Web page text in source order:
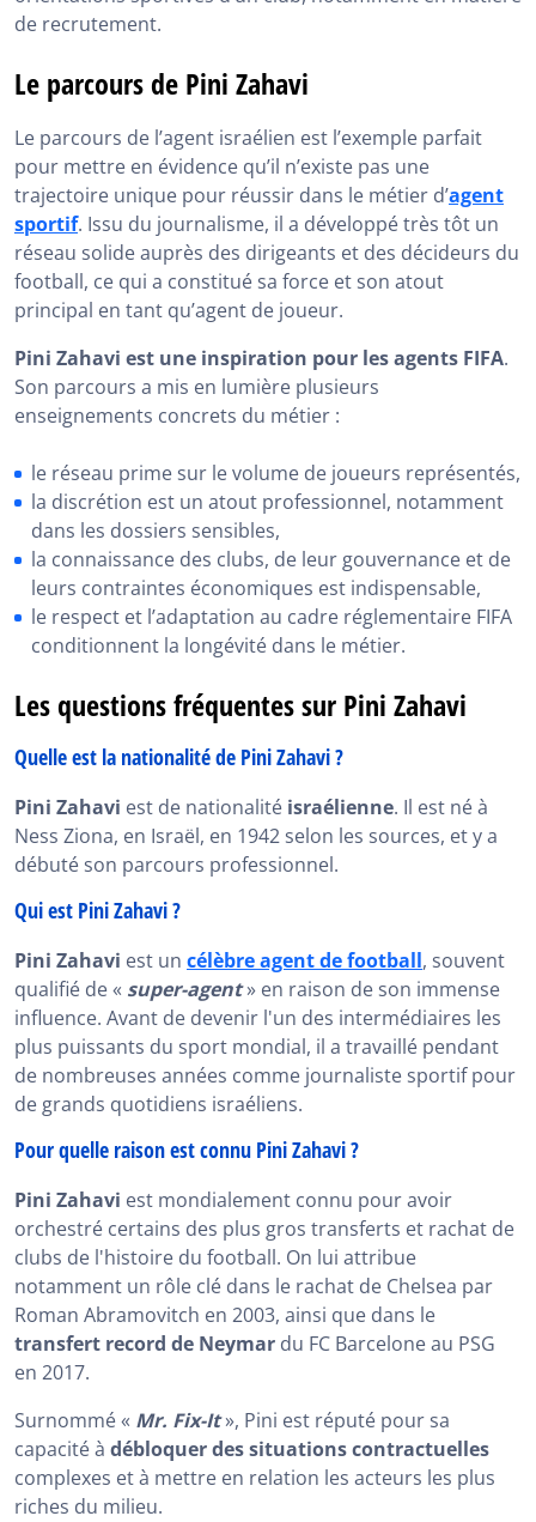
de recrutement.
Le parcours de Pini Zahavi
Le parcours de l’agent israélien est l’exemple parfait
pour mettre en évidence qu’il n’existe pas une
trajectoire unique pour réussir dans le métier d’agent
sportif. Issu du journalisme, il a développé très tôt un
réseau solide auprès des dirigeants et des décideurs du
football, ce qui a constitué sa force et son atout
principal en tant qu’agent de joueur.
Pini Zahavi est une inspiration pour les agents FIFA.
Son parcours a mis en lumière plusieurs
enseignements concrets du métier :
le réseau prime sur le volume de joueurs représentés,
la discrétion est un atout professionnel, notamment
dans les dossiers sensibles,
la connaissance des clubs, de leur gouvernance et de
leurs contraintes économiques est indispensable,
le respect et l’adaptation au cadre réglementaire FIFA
conditionnent la longévité dans le métier.
Les questions fréquentes sur Pini Zahavi
Quelle est la nationalité de Pini Zahavi ?
Pini Zahavi est de nationalité israélienne. Il est né à
Ness Ziona, en Israël, en 1942 selon les sources, et y a
débuté son parcours professionnel.
Qui est Pini Zahavi ?
Pini Zahavi est un célèbre agent de football, souvent
qualifié de « super-agent» en raison de son immense
influence. Avant de devenir l'un des intermédiaires les
plus puissants du sport mondial, il a travaillé pendant
de nombreuses années comme journaliste sportif pour
de grands quotidiens israéliens.
Pour quelle raison est connu Pini Zahavi ?
Pini Zahavi est mondialement connu pour avoir
orchestré certains des plus gros transferts et rachat de
clubs de l'histoire du football. On lui attribue
notamment un rôle clé dans le rachat de Chelsea par
Roman Abramovitch en 2003, ainsi que dans le
transfert record de Neymar du FC Barcelone au PSG
en 2017.
Surnommé « Mr. Fix-It», Pini est réputé pour sa
capacité à débloquer des situations contractuelles
complexes et à mettre en relation les acteurs les plus
riches du milieu.